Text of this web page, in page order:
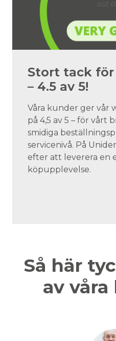
Stort tack
– 4.5 av 5!
Våra kunder ger vår
på 4,5 av 5 – för vårt
smidiga
servicenivå. På
efter att leverera en
köpupplevelse.
Så här
av